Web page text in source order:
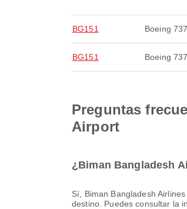
BG151 Boeing
BG151 Boeing
Preguntas
Airport
¿Biman Bangladesh
Sí, Biman Bangladesh Airlines incluye equipaje en los vuelos Nacional & Internacional hacia Sharjah International Airport. Los detalles varían según el tipo de billete y el
destino. Puedes consultar la